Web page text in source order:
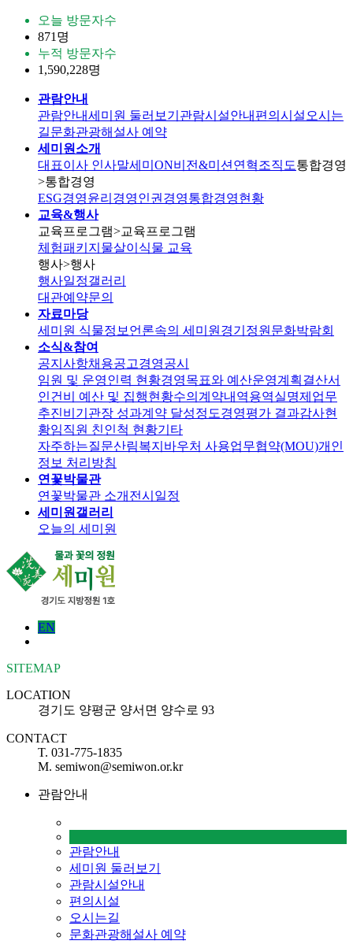
오늘 방문자수
871명
누적 방문자수
1,590,228명
관람안내
관람안내세미원 둘러보기 관람시설안내 편의시설 오시는
길문화관광해설사 예약
세미원소개
대표이사 인사말세미ON비전&미션 연혁조직도통합경영
>통합경영
ESG경영윤리경영인권경영통합경영현황
교육&행사
교육프로그램>교육프로그램
체험패키지 물살이식물 교육
행사>행사
행사일정갤러리
대관예약문의
자료마당
세미원 식물정보 언론속의 세미원 경기정원문화박람회
소식&참여
공지사항채용공고경영공시
임원 및 운영인력 현황경영목표와 예산운영계획결산서
인건비 예산 및 집행현황수의계약내역용역실명제 업무
추진비 기관장 성과계약 달성정도경영평가 결과감사현
황임직원 친인척 현황기타
자주하는질문산림복지바우처 사용업무협약(MOU)개인
정보 처리방침
연꽃박물관
연꽃박물관 소개 전시일정
세미원갤러리
오늘의 세미원
EN
SITEMAP
LOCATION
경기도 양평군 양서면 양수로 93
CONTACT
T. 031-775-1835
M. semiwon@semiwon.or.kr
관람안내
관람안내
세미원 둘러보기
관람시설안내
편의시설
오시는길
문화관광해설사 예약